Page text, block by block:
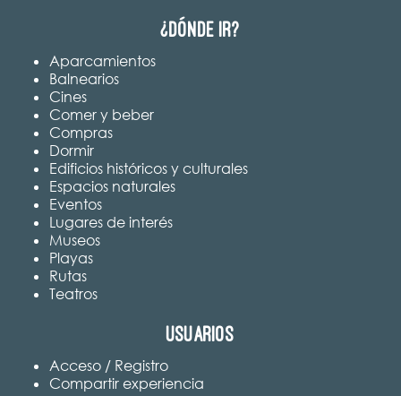
¿Dónde ir?
Aparcamientos
Balnearios
Cines
Comer y beber
Compras
Dormir
Edificios históricos y culturales
Espacios naturales
Eventos
Lugares de interés
Museos
Playas
Rutas
Teatros
Usuarios
Acceso / Registro
Compartir experiencia